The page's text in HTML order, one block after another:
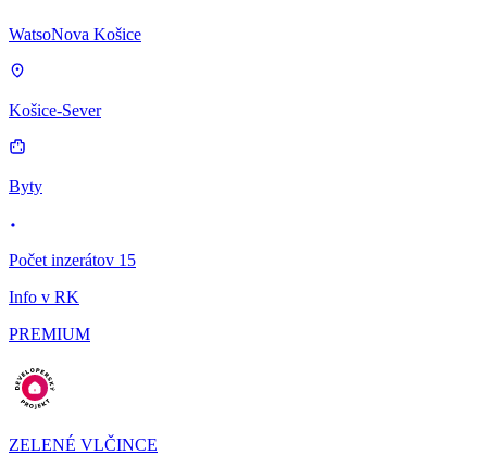
WatsoNova Košice
Košice-Sever
Byty
Počet inzerátov 15
Info v RK
PREMIUM
ZELENÉ VLČINCE